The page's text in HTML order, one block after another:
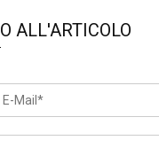
ALL'ARTICOLO